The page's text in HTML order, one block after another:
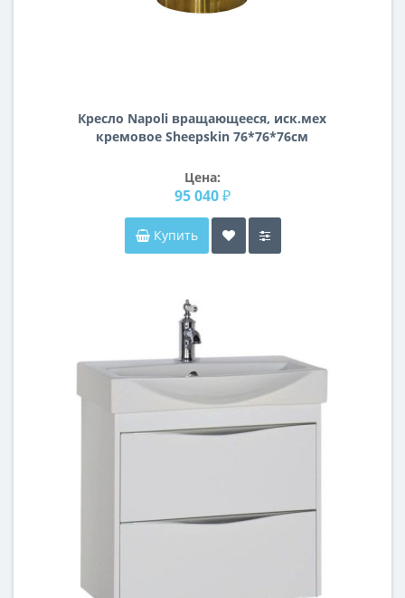
Кресло Napoli вращающееся, иск.мех
кремовое Sheepskin 76*76*76см
Цена:
95 040 ₽
Купить